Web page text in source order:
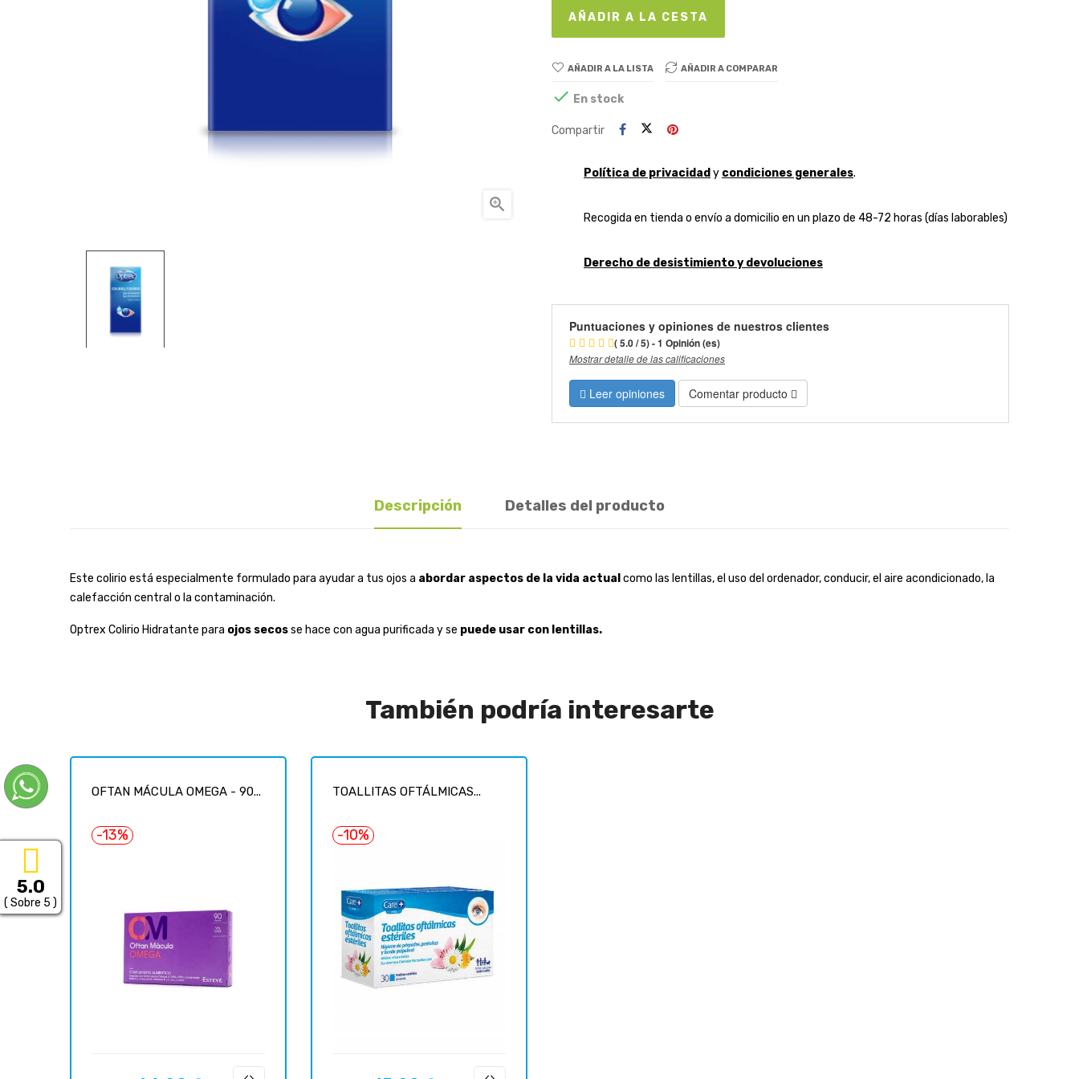

AÑADIR A LA CESTA
AÑADIR A LA LISTA AÑADIR A COMPARAR
 En stock
Compartir
Política de privacidad y condiciones generales.
Recogida en tienda o envío a domicilio en un plazo de 48-72 horas (días laborables)
Derecho de desistimiento y devoluciones
Puntuaciones y opiniones de nuestros clientes
( 5.0 / 5) - 1 Opinión (es)
Mostrar detalle de las calificaciones
Leer opiniones Comentar producto
Descripción Detalles del producto
Este colirio está especialmente formulado para ayudar a tus ojos a abordar aspectos de la vida actual como las lentillas, el uso del ordenador, conducir, el aire acondicionado, la
calefacción central o la contaminación.
Optrex Colirio Hidratante para ojos secosse hace con agua purificada y se puede usar con lentillas.
También podría interesarte
OFTAN MÁCULA OMEGA - 90...
-13%
TOALLITAS OFTÁLMICAS...
-10%
5.0
( Sobre 5 )